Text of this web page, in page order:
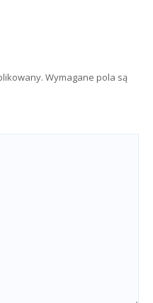
Wymagane pola są